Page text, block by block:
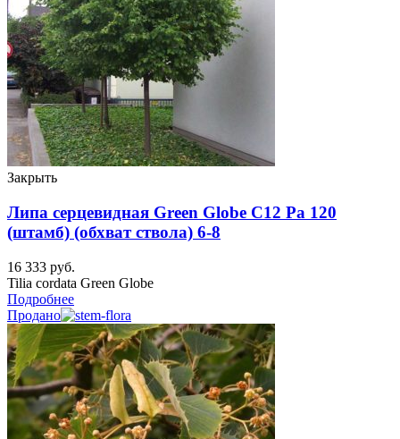
Закрыть
Липа серцевидная Green Globe C12 Ра 120
(штамб) (обхват ствола) 6-8
16 333 руб.
Tilia cordata Green Globe
Подробнее
Продано